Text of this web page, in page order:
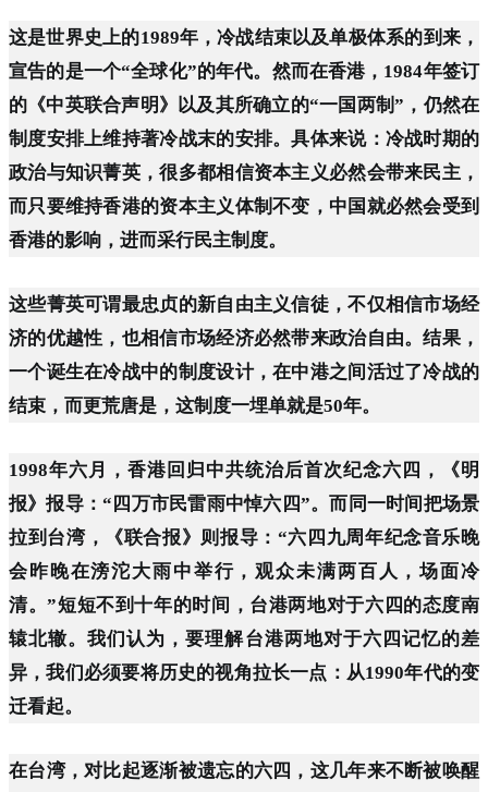
这是世界史上的1989年，冷战结束以及单极体系的到来，
宣告的是一个“全球化”的年代。然而在香港，1984年签订
的《中英联合声明》以及其所确立的“一国两制”，仍然在
制度安排上维持著冷战末的安排。具体来说：冷战时期的
政治与知识菁英，很多都相信资本主义必然会带来民主，
而只要维持香港的资本主义体制不变，中国就必然会受到
香港的影响，进而采行民主制度。
这些菁英可谓最忠贞的新自由主义信徒，不仅相信市场经
济的优越性，也相信市场经济必然带来政治自由。结果，
一个诞生在冷战中的制度设计，在中港之间活过了冷战的
结束，而更荒唐是，这制度一埋单就是50年。
1998年六月，香港回归中共统治后首次纪念六四，《明
报》报导：“四万市民雷雨中悼六四”。而同一时间把场景
拉到台湾，《联合报》则报导：“六四九周年纪念音乐晚
会昨晚在滂沱大雨中举行，观众未满两百人，场面冷
清。”短短不到十年的时间，台港两地对于六四的态度南
辕北辙。我们认为，要理解台港两地对于六四记忆的差
异，我们必须要将历史的视角拉长一点：从1990年代的变
迁看起。
在台湾，对比起逐渐被遗忘的六四，这几年来不断被唤醒